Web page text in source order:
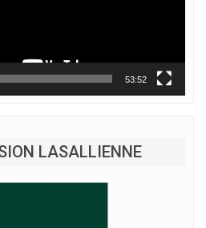
53:52
LASALLIENNE